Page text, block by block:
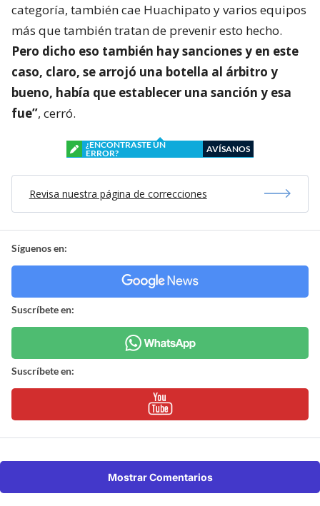
categoría, también cae Huachipato y varios equipos
más que también tratan de prevenir esto hecho.
Pero dicho eso también hay sanciones y en este
caso, claro, se arrojó una botella al árbitro y
bueno, había que establecer una sanción y esa
fue”, cerró.
¿ENCONTRASTE UN
ERROR?
AVÍSANOS
Revisa nuestra página de correcciones
Síguenos en:
Suscríbete en:
Suscríbete en:
Mostrar Comentarios